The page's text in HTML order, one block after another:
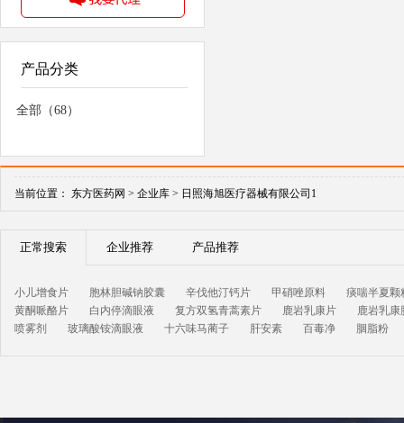
产品分类
全部（68）
当前位置： 东方医药网 > 企业库 > 日照海旭医疗器械有限公司1
正常搜索 企业推荐 产品推荐
小儿增食片 胞林胆碱钠胶囊 辛伐他汀钙片 甲硝唑原料
痰喘半夏颗
黄酮哌酪片
白内停滴眼液 复方双氢青蒿素片 鹿岩乳康片
鹿岩乳康
喷雾剂
玻璃酸铵滴眼液 十六味马蔺子 肝安素 百毒净 胭脂粉